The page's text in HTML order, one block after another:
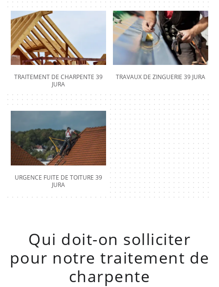
TRAITEMENT DE CHARPENTE 39
JURA
TRAVAUX DE ZINGUERIE 39 JURA
URGENCE FUITE DE TOITURE 39
JURA
Qui doit-on solliciter
pour notre traitement de
charpente